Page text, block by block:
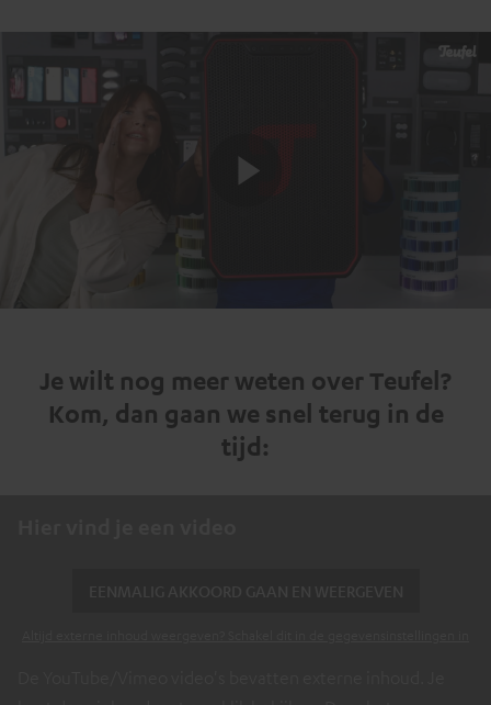
Play
Video
Je wilt nog meer weten over Teufel?
Kom, dan gaan we snel terug in de
tijd: